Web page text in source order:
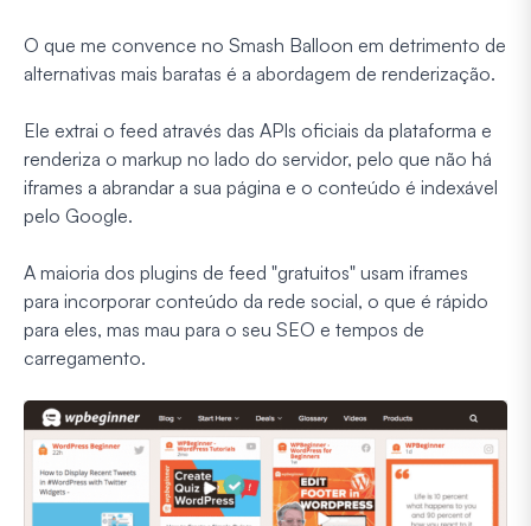
O que me convence no Smash Balloon em detrimento de
alternativas mais baratas é a abordagem de renderização.
Ele extrai o feed através das APIs oficiais da plataforma e
renderiza o markup no lado do servidor, pelo que não há
iframes a abrandar a sua página e o conteúdo é indexável
pelo Google.
A maioria dos plugins de feed "gratuitos" usam iframes
para incorporar conteúdo da rede social, o que é rápido
para eles, mas mau para o seu SEO e tempos de
carregamento.